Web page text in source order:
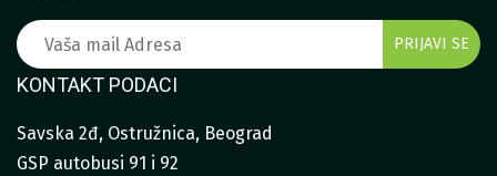
KONTAKT PODACI
Savska 2đ, Ostružnica, Beograd
GSP autobusi 91 i 92